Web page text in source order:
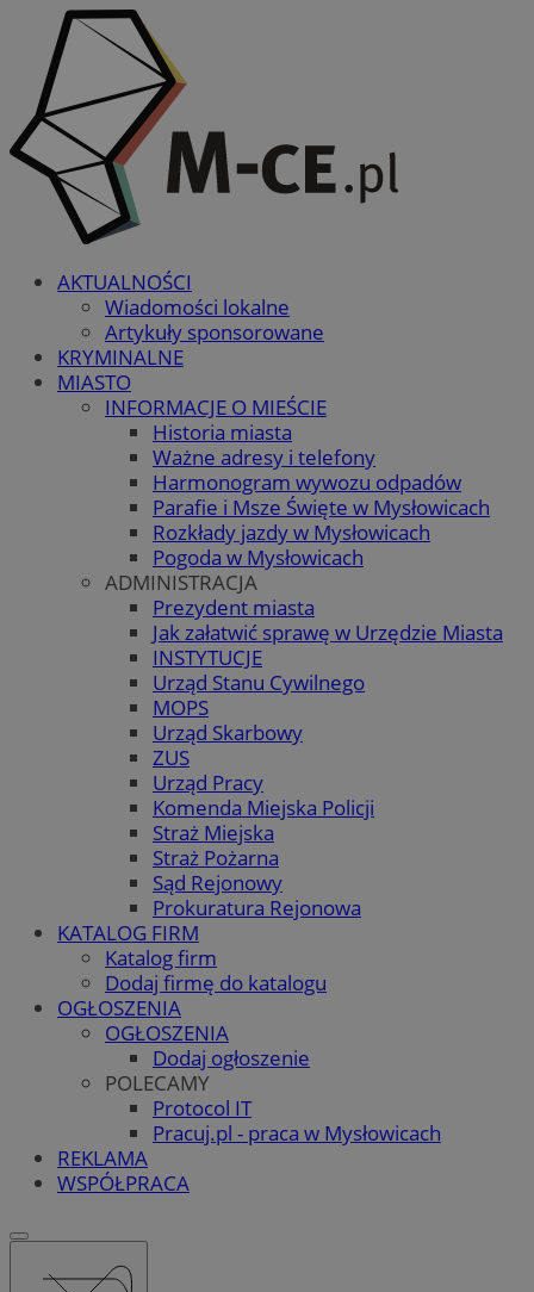
AKTUALNOŚCI
Wiadomości lokalne
Artykuły sponsorowane
KRYMINALNE
MIASTO
INFORMACJE O MIEŚCIE
Historia miasta
Ważne adresy i telefony
Harmonogram wywozu odpadów
Parafie i Msze Święte w Mysłowicach
Rozkłady jazdy w Mysłowicach
Pogoda w Mysłowicach
ADMINISTRACJA
Prezydent miasta
Jak załatwić sprawę w Urzędzie Miasta
INSTYTUCJE
Urząd Stanu Cywilnego
MOPS
Urząd Skarbowy
ZUS
Urząd Pracy
Komenda Miejska Policji
Straż Miejska
Straż Pożarna
Sąd Rejonowy
Prokuratura Rejonowa
KATALOG FIRM
Katalog firm
Dodaj firmę do katalogu
OGŁOSZENIA
OGŁOSZENIA
Dodaj ogłoszenie
POLECAMY
Protocol IT
Pracuj.pl - praca w Mysłowicach
REKLAMA
WSPÓŁPRACA